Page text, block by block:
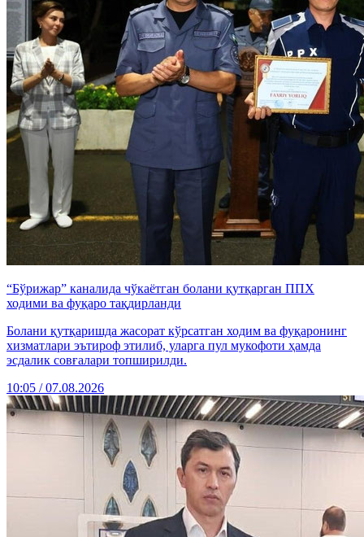
“Бўрижар” каналида чўкаётган болани қутқарган ППХ
ходими ва фуқаро тақдирланди
Болани қутқаришда жасорат кўрсатган ходим ва фуқаронинг
хизматлари эътироф этилиб, уларга пул мукофоти ҳамда
эсдалик совғалари топширилди.
10:05 / 07.08.2026